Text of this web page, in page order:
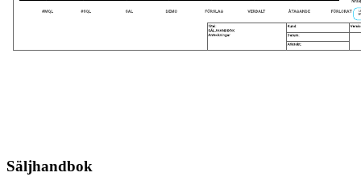
Säljhandbok